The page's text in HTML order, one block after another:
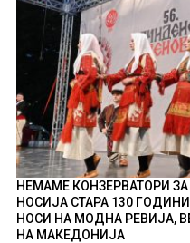
НЕМАМЕ КОНЗЕРВАТОРИ ЗА
НОСИЈА СТАРА 130
НОСИ НА МОДНА РЕВИЈА,
НА МАКЕДОНИЈА